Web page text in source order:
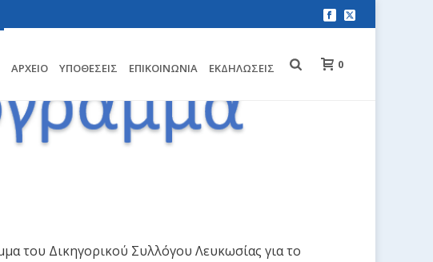
ΑΡΧΕΊΟ ΥΠΟΘΈΣΕΙΣ EΠΙΚΟΙΝΩΝΊΑ ΕΚΔΗΛΏΣΕΙΣ 0
του Δικηγορικού Συλλόγου Λευκωσίας για το